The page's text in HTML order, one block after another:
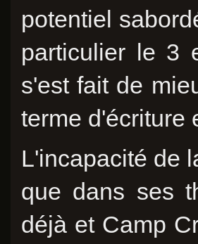
potentiel
particulier le 3
s'est fait de
terme d'écriture
L'incapacité de
que dans ses
déjà et Camp